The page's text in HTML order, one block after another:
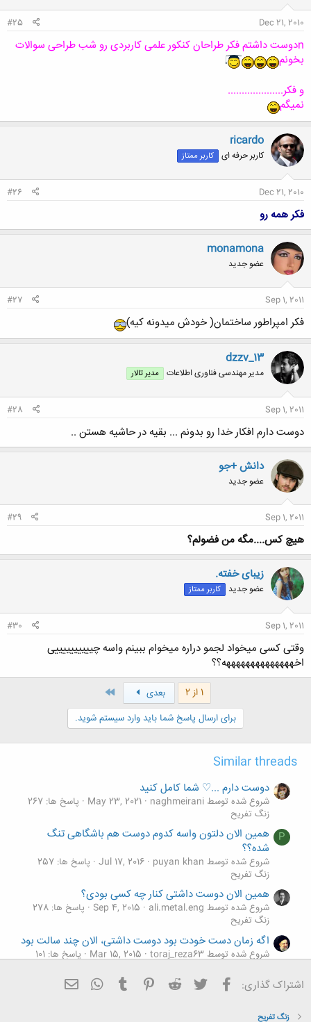
Dec 21, 2010
#25
nدوست داشتم فکر طراحان کنکور علمی کاربردی رو شب طراحی سوالات
بخونم
و فکر....................
نمیگم
ricardo
کاربر حرفه ای کاربر ممتاز
Dec 21, 2010
#26
فکر همه رو
monamona
عضو جدید
Sep 1, 2011
#27
فکر امپراطور ساختمان( خودش میدونه کیه)
dzzv_13
مدیر مهندسی فناوری اطلاعات مدیر تالار
Sep 1, 2011
#28
دوست دارم افکار خدا رو بدونم ... بقیه در حاشیه هستن ..
دانش +جو
عضو جدید
Sep 1, 2011
#29
هیچ کس....مگه من فضولم؟
زیبای خفته.
عضو جدید کاربر ممتاز
Sep 1, 2011
#30
وقتی کسی میخواد لجمو دراره میخوام ببینم واسه چییییییییییی
اخههههههههههههههه؟؟
1 از 2 بعدی
برای ارسال پاسخ شما باید وارد سیستم شوید.
Similar threads
دوست دارم ...♡ شما کامل کنید
شروع شده توسط naghmeirani May 23, 2021
پاسخ ها: 267
زنگ تفريح
P همین الان دلتون واسه کدوم دوست هم باشگاهی تنگ
شده؟؟
شروع شده توسط puyan khan Jul 17, 2016 پاسخ ها: 257
زنگ تفريح
همین الان دوست داشتی کنار چه کسی بودی؟
شروع شده توسط ali.metal.eng Sep 4, 2015 پاسخ ها: 278
زنگ تفريح
اگه زمان دست خودت بود دوست داشتی، الان چند سالت بود
شروع شده توسط toraj_reza63 Mar 15, 2015
پاسخ ها: 101
عید دوست داری کجا بری ؟
زنگ تفريح
اشتراک گذاری: فیسبوک تویتر Reddit
Pinterest
Tumblr
WhatsApp
زنگ تفريح